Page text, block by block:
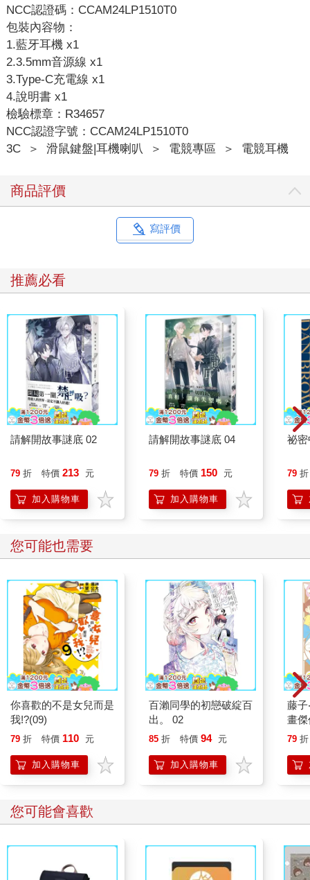
NCC認證碼：CCAM24LP1510T0
包裝內容物：
1.藍牙耳機 x1
2.3.5mm音源線 x1
3.Type-C充電線 x1
4.說明書 x1
檢驗標章：R34657
NCC認證字號：CCAM24LP1510T0
3C
＞ 滑鼠鍵盤|耳機喇叭 ＞ 電競專區 ＞ 電競耳機
商品評價
寫評價
推薦必看
請解開故事謎底 02
79 折 特價 213 元
加入購物車
請解開故事謎底 04
79 折 特價 150 元
加入購物車
祕
79 折
您可能也需要
你喜歡的不是女兒而是
我!?(09)
79 折 特價 110 元
加入購物車
百瀨同學的初戀破綻百
出。 02
85 折 特價 94 元
加入購物車
藤子
畫
79 折
您可能會喜歡